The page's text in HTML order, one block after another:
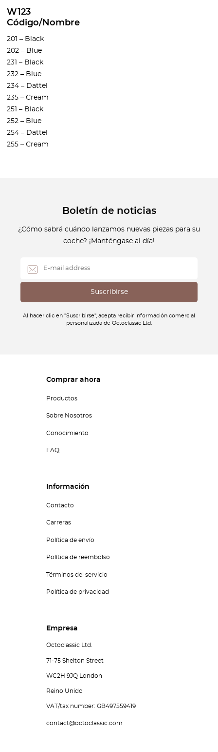
W123
Código/Nombre
201 – Black
202 – Blue
231 – Black
232 – Blue
234 – Dattel
235 – Cream
251 – Black
252 – Blue
254 – Dattel
255 – Cream
Boletín de noticias
¿Cómo sabrá cuándo lanzamos nuevas piezas para su
coche? ¡Manténgase al día!
Al hacer clic en "Suscribirse", acepta recibir información comercial
personalizada de Octoclassic Ltd.
Comprar ahora
Productos
Sobre Nosotros
Conocimiento
FAQ
Información
Contacto
Carreras
Política de envío
Política de reembolso
Términos del servicio
Política de privacidad
Empresa
Octoclassic Ltd.
71-75 Shelton Street
WC2H 9JQ London
Reino Unido
VAT/tax number: GB497559419
contact@octoclassic.com